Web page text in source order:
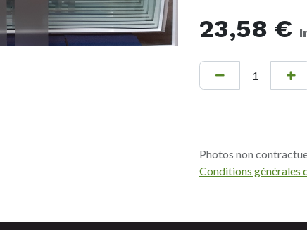
23,58 €
Photos non
Conditions générales